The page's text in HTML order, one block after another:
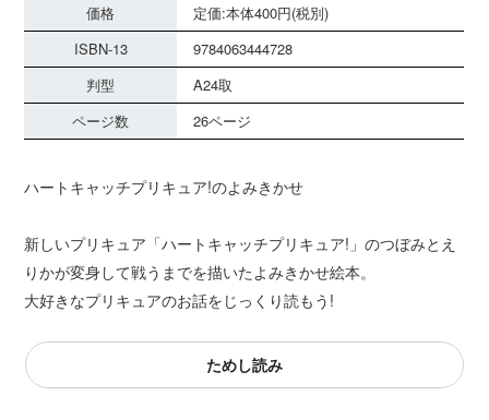
価格
定価:本体400円(税別)
ISBN-13
9784063444728
判型
A24取
ページ数
26ページ
ハートキャッチプリキュア!のよみきかせ
新しいプリキュア「ハートキャッチプリキュア!」のつぼみとえ
りかが変身して戦うまでを描いたよみきかせ絵本。
大好きなプリキュアのお話をじっくり読もう!
ためし読み